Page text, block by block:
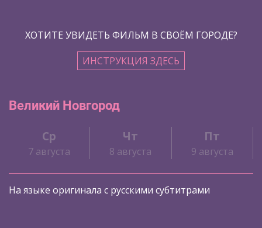
ХОТИТЕ УВИДЕТЬ ФИЛЬМ В СВОЁМ ГОРОДЕ?
ИНСТРУКЦИЯ ЗДЕСЬ
Великий Новгород
Ср
7 августа
Чт
8 августа
Пт
9 августа
На языке оригинала с русскими субтитрами